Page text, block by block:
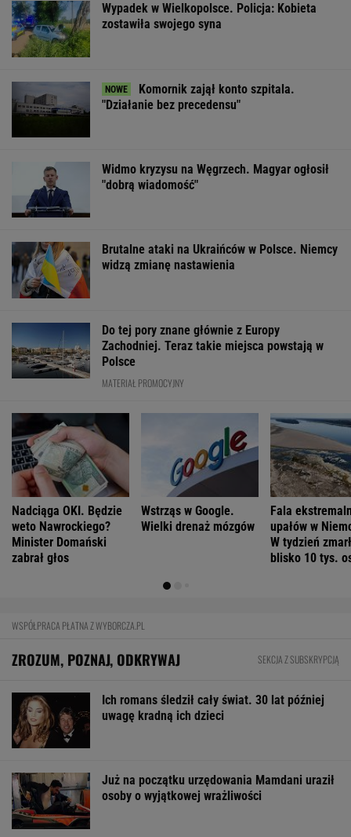
Wypadek w Wielkopolsce. Policja: Kobieta
zostawiła swojego syna
Komornik zajął konto szpitala.
"Działanie bez precedensu"
Widmo kryzysu na Węgrzech. Magyar ogłosił
"dobrą wiadomość"
Brutalne ataki na Ukraińców w Polsce. Niemcy
widzą zmianę nastawienia
Do tej pory znane głównie z Europy
Zachodniej. Teraz takie miejsca powstają w
Polsce
MATERIAŁ PROMOCYJNY
Nadciąga OKI. Będzie
weto Nawrockiego?
Minister Domański
zabrał głos
Wstrząs w Google.
Wielki drenaż mózgów
Fala
upałów w
W tydzień
blisko 10 tys.
WSPÓŁPRACA PŁATNA Z WYBORCZA.PL
ZROZUM, POZNAJ, ODKRYWAJ SEKCJA Z SUBSKRYPCJĄ
Ich romans śledził cały świat. 30 lat później
uwagę kradną ich dzieci
Już na początku urzędowania Mamdani uraził
osoby o wyjątkowej wrażliwości